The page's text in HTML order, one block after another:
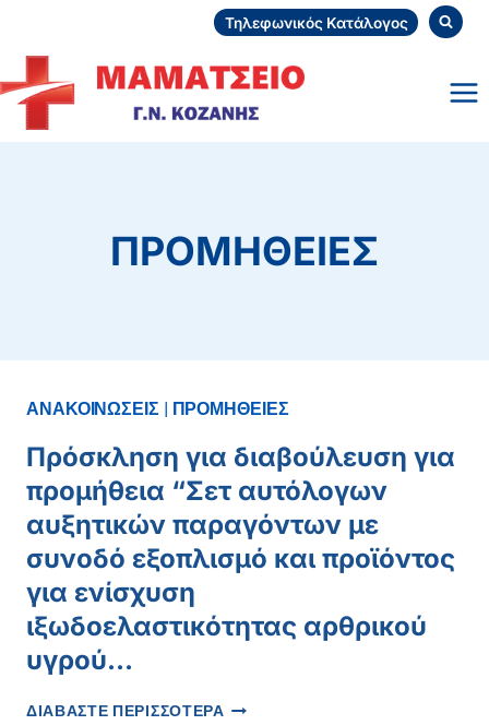
content
Τηλεφωνικός Κατάλογος
ΠΡΟΜΗΘΕΙΕΣ
ΑΝΑΚΟΙΝΩΣΕΙΣ| ΠΡΟΜΗΘΕΙΕΣ
Πρόσκληση για διαβούλευση για
προμήθεια “Σετ αυτόλογων
αυξητικών παραγόντων με
συνοδό εξοπλισμό και προϊόντος
για ενίσχυση
ιξωδοελαστικότητας αρθρικού
υγρού…
ΔΙΑΒΑΣΤΕ ΠΕΡΙΣΣΟΤΕΡΑ ΠΡΌΣΚΛΗΣΗ